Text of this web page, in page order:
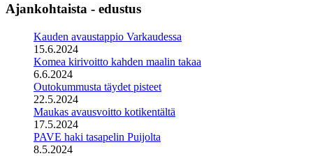
Ajankohtaista - edustus
Kauden avaustappio Varkaudessa
15.6.2024
Komea kirivoitto kahden maalin takaa
6.6.2024
Outokummusta täydet pisteet
22.5.2024
Maukas avausvoitto kotikentältä
17.5.2024
PAVE haki tasapelin Puijolta
8.5.2024